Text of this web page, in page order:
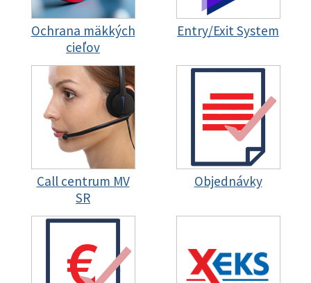
Ochrana mäkkých
cieľov
Entry/Exit System
Call centrum MV
SR
Objednávky